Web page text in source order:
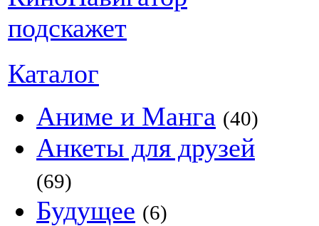
Каталог
Аниме и Манга (40)
Анкеты для друзей
(69)
Будущее (6)